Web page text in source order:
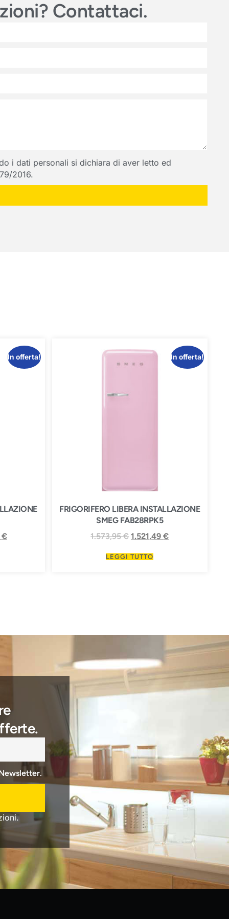
Contattaci.
i dati personali si dichiara di aver letto ed
2016.
In offerta!
€
In offerta!
FRIGORIFERO LIBERA INSTALLAZIONE
SMEG FAB28RPK5
1.573,95€ 1.521,49€
LEGGI TUTTO